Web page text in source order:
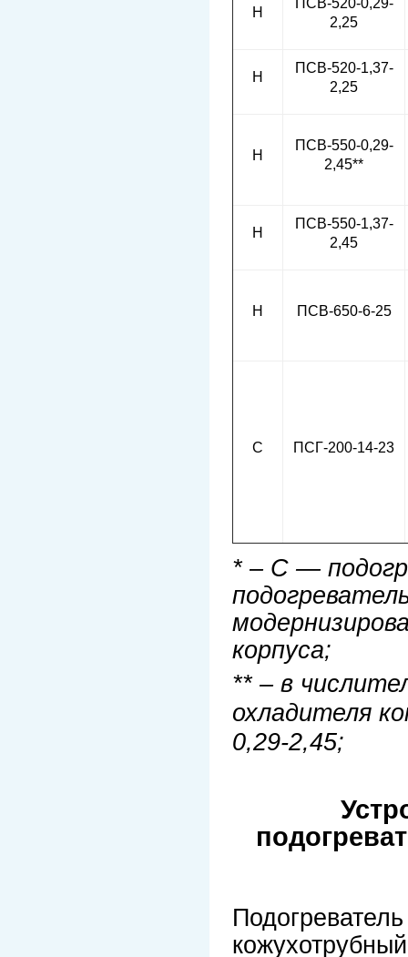
Н
2,25
Н
ПСВ-520-1,37-
2,25
Н
ПСВ-550-0,29-
2,45**
Н
ПСВ-550-1,37-
2,45
Н ПСВ-650-6-25
С ПСГ-200-14-23
* – C —
корпуса;
** – в
охладителя
0,29-2,45;